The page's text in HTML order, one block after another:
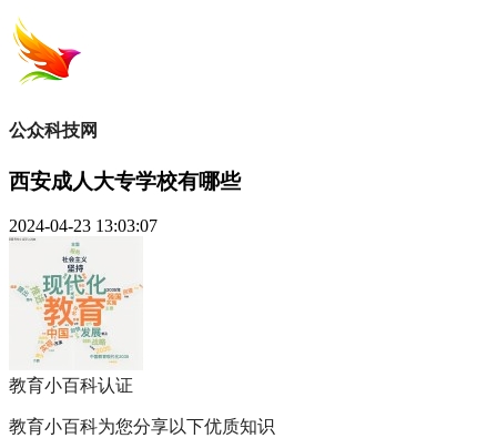
公众科技网
西安成人大专学校有哪些
2024-04-23 13:03:07
教育小百科认证
教育小百科为您分享以下优质知识